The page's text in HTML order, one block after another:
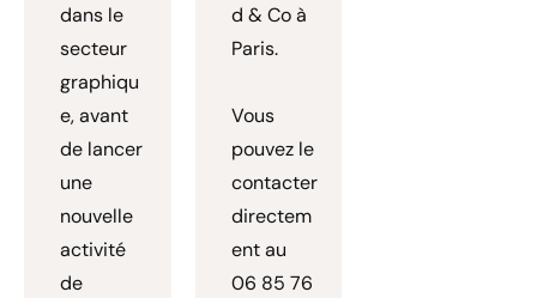
dans le
secteur
graphiqu
e, avant
de lancer
une
nouvelle
activité
de
d & Co à
Paris.
Vous
pouvez le
contacter
directem
ent au
06 85 76